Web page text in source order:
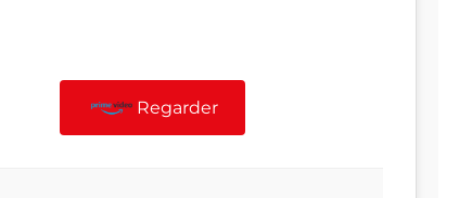
Regarder